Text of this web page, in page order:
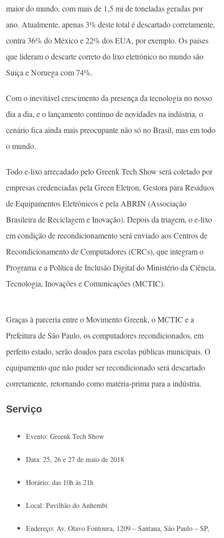
maior do mundo, com mais de 1,5 mi de toneladas geradas por
ano. Atualmente, apenas 3% deste total é descartado corretamente,
contra 36% do México e 22% dos EUA, por exemplo. Os países
que lideram o descarte correto do lixo eletrônico no mundo são
Suíça e Noruega com 74%.
Com o inevitável crescimento da presença da tecnologia no nosso
dia a dia, e o lançamento contínuo de novidades na indústria, o
cenário fica ainda mais preocupante não só no Brasil, mas em todo
o mundo.
Todo e-lixo arrecadado pelo Greenk Tech Show será coletado por
empresas credenciadas pela Green Eletron, Gestora para Resíduos
de Equipamentos Eletrônicos e pela ABRIN (Associação
Brasileira de Reciclagem e Inovação). Depois da triagem, o e-lixo
em condição de recondicionamento será enviado aos Centros de
Recondicionamento de Computadores (CRCs), que integram o
Programa e a Política de Inclusão Digital do Ministério da Ciência,
Tecnologia, Inovações e Comunicações (MCTIC).
Graças à parceria entre o Movimento Greenk, o MCTIC e a
Prefeitura de São Paulo, os computadores recondicionados, em
perfeito estado, serão doados para escolas públicas municipais. O
equipamento que não puder ser recondicionado será descartado
corretamente, retornando como matéria-prima para a indústria.
Serviço
Evento: Greenk Tech Show
Data: 25, 26 e 27 de maio de 2018
Horário: das 10h às 21h
Local: Pavilhão do Anhembi
Endereço: Av. Olavo Fontoura, 1209 – Santana, São Paulo – SP,